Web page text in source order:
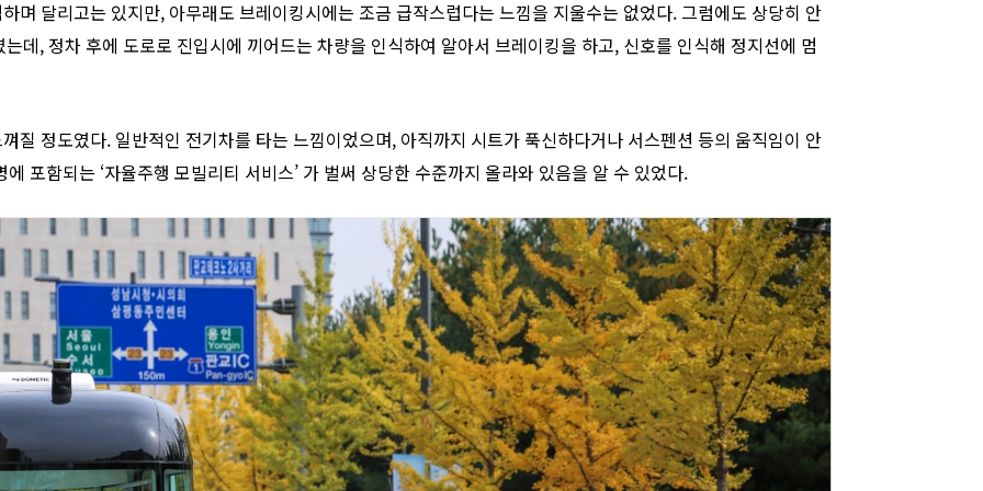
며 달리고는 있지만, 아무래도 브레이킹시에는 조금 급작스럽다는 느낌을 지울수는 없었다. 그럼에도 상당히 안
데, 정차 후에 도로로 진입시에 끼어드는 차량을 인식하여 알아서 브레이킹을 하고, 신호를 인식해 정지선에 멈
질 정도였다. 일반적인 전기차를 타는 느낌이었으며, 아직까지 시트가 푹신하다거나 서스펜션 등의 움직임이 안
포함되는 ‘자율주행 모빌리티 서비스’ 가 벌써 상당한 수준까지 올라와 있음을 알 수 있었다.